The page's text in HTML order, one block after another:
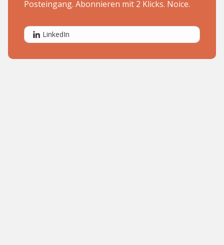
Posteingang. Abonnieren mit 2 Klicks. Noice.
LinkedIn